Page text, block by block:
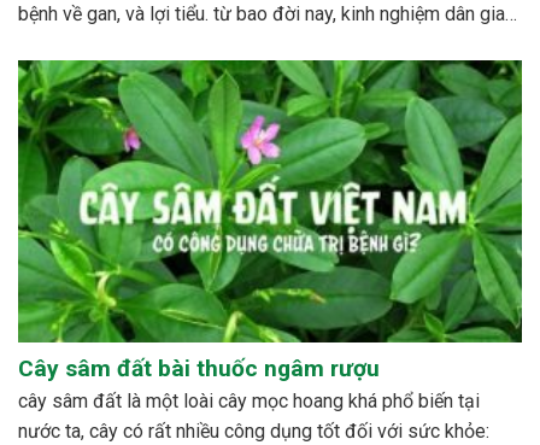
bệnh về gan, và lợi tiểu. từ bao đời nay, kinh nghiệm dân gian
Cây sâm đất bài thuốc ngâm rượu
cây sâm đất là một loài cây mọc hoang khá phổ biến tại
nước ta, cây có rất nhiều công dụng tốt đối với sức khỏe: